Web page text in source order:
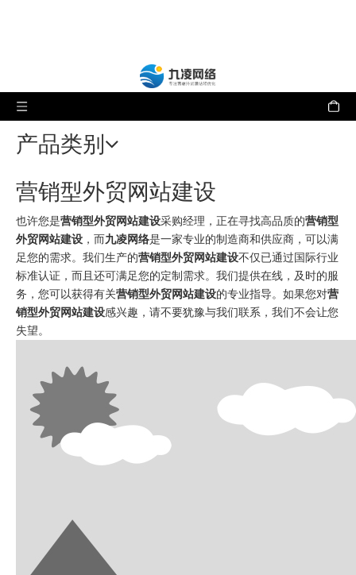
产品类别
营销型外贸网站建设
也许您是营销型外贸网站建设采购经理，正在寻找高品质的营销型
外贸网站建设 ，而 九凌网络是一家专业的制造商和供应商，可以满
足您的需求。我们生产的营销型外贸网站建设不仅已通过国际行业
标准认证，而且还可满足您的定制需求。我们提供在线，及时的服
务，您可以获得有关营销型外贸网站建设的专业指导。如果您对营
销型外贸网站建设感兴趣，请不要犹豫与我们联系，我们不会让您
失望。